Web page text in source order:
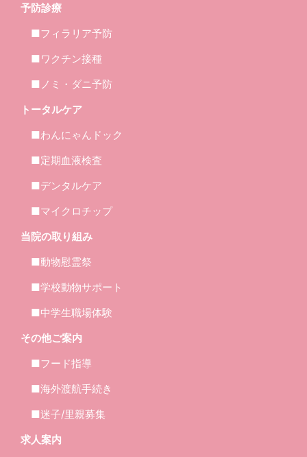
予防診療
■フィラリア予防
■ワクチン接種
■ノミ・ダニ予防
トータルケア
■わんにゃんドック
■定期血液検査
■デンタルケア
■マイクロチップ
当院の取り組み
■動物慰霊祭
■学校動物サポート
■中学生職場体験
その他ご案内
■フード指導
■海外渡航手続き
■迷子/里親募集
求人案内